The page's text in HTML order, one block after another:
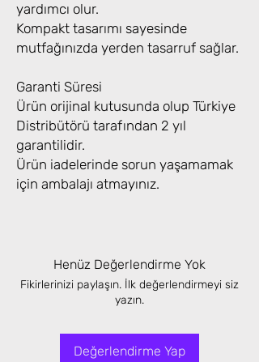
yardımcı olur.
Kompakt tasarımı sayesinde
mutfağınızda yerden tasarruf sağlar.
Garanti Süresi
Ürün orijinal kutusunda olup Türkiye
Distribütörü tarafından 2 yıl
garantilidir.
Ürün iadelerinde sorun yaşamamak
için ambalajı atmayınız.
Henüz Değerlendirme Yok
Fikirlerinizi paylaşın. İlk değerlendirmeyi siz
yazın.
Değerlendirme Yap